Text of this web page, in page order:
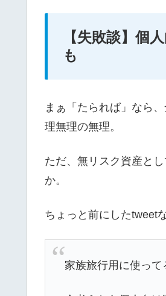
【失敗談】個
も
まぁ「たられば」なら
理無理の無理。
ただ、無リスク資産と
か。
ちょっと前にしたtweetな
家族旅行用に使って